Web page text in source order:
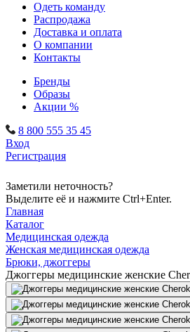
Одеть команду
Распродажа
Доставка и оплата
О компании
Контакты
Бренды
Образы
Акции %
8 800 555 35 45
Вход
Регистрация
Заметили неточность?
Выделите её и нажмите Ctrl+Enter.
Главная
Каталог
Медицинская одежда
Женская медицинская одежда
Брюки, джоггеры
Джоггеры медицинские женские